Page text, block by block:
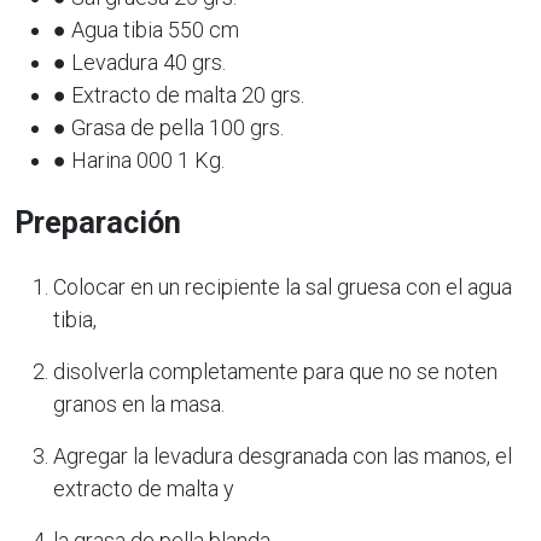
● Agua tibia 550 cm
● Levadura 40 grs.
● Extracto de malta 20 grs.
● Grasa de pella 100 grs.
● Harina 000 1 Kg.
Preparación
Colocar en un recipiente la sal gruesa con el agua
tibia,
disolverla completamente para que no se noten
granos en la masa.
Agregar la levadura desgranada con las manos, el
extracto de malta y